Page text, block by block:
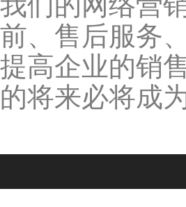
前、售后服务
提高企业的销
的将来必将成